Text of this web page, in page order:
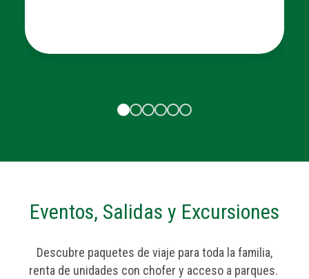
Eventos, Salidas y Excursiones
Descubre paquetes de viaje para toda la familia,
renta de unidades con chofer y acceso a parques.